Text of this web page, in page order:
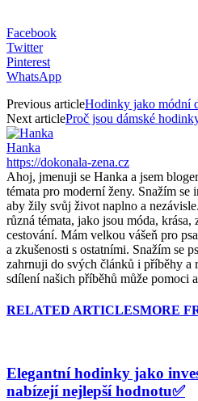
Facebook
Twitter
Pinterest
WhatsApp
Previous articleHodinky jako módní
Next articleProč jsou dámské
Hanka
https://dokonala-zena.cz
Ahoj, jmenuji se Hanka a jsem
témata pro moderní ženy. Snažím se
aby žily svůj život naplno a
různá témata, jako jsou móda, krása,
cestování. Mám velkou vášeň pro
a zkušenosti s ostatními. Snažím se
zahrnuji do svých článků i příběhy a
sdílení našich příběhů může pomoci
RELATED ARTICLESMORE
Elegantní hodinky jako
nabízejí nejlepší hodnotu✅